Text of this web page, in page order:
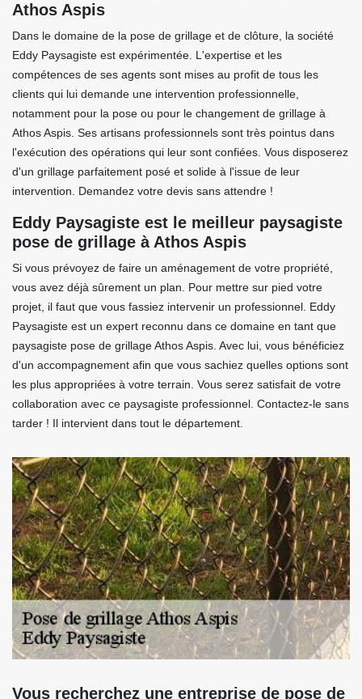
Athos Aspis
Dans le domaine de la pose de grillage et de clôture, la société
Eddy Paysagiste est expérimentée. L'expertise et les
compétences de ses agents sont mises au profit de tous les
clients qui lui demande une intervention professionnelle,
notamment pour la pose ou pour le changement de grillage à
Athos Aspis. Ses artisans professionnels sont très pointus dans
l'exécution des opérations qui leur sont confiées. Vous disposerez
d'un grillage parfaitement posé et solide à l'issue de leur
intervention. Demandez votre devis sans attendre !
Eddy Paysagiste est le meilleur paysagiste
pose de grillage à Athos Aspis
Si vous prévoyez de faire un aménagement de votre propriété,
vous avez déjà sûrement un plan. Pour mettre sur pied votre
projet, il faut que vous fassiez intervenir un professionnel. Eddy
Paysagiste est un expert reconnu dans ce domaine en tant que
paysagiste pose de grillage Athos Aspis. Avec lui, vous bénéficiez
d'un accompagnement afin que vous sachiez quelles options sont
les plus appropriées à votre terrain. Vous serez satisfait de votre
collaboration avec ce paysagiste professionnel. Contactez-le sans
tarder ! Il intervient dans tout le département.
Vous recherchez une entreprise de pose de